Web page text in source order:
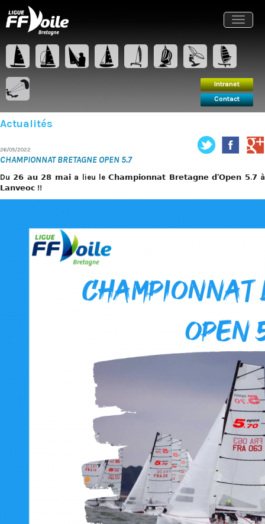
Actualités
26/05/2022
CHAMPIONNAT BRETAGNE OPEN 5.7
Du 𝟮𝟲 𝗮𝘂 𝟮𝟴 𝗺𝗮𝗶 a lieu le 𝗖𝗵𝗮𝗺𝗽𝗶𝗼𝗻𝗻𝗮𝘁 𝗕𝗿𝗲𝘁𝗮𝗴𝗻𝗲 𝗱'𝗢𝗽𝗲𝗻 𝟱.𝟳 à
𝗟𝗮𝗻𝘃𝗲𝗼𝗰 !!
Intranet
Contact
Intranet
Toggle